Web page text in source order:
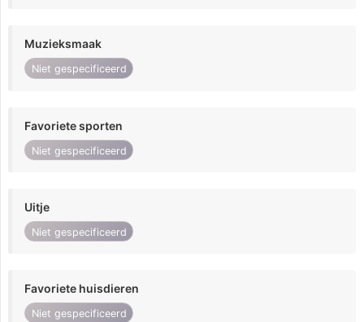
Muzieksmaak
Niet gespecificeerd
Favoriete sporten
Niet gespecificeerd
Uitje
Niet gespecificeerd
Favoriete huisdieren
Niet gespecificeerd